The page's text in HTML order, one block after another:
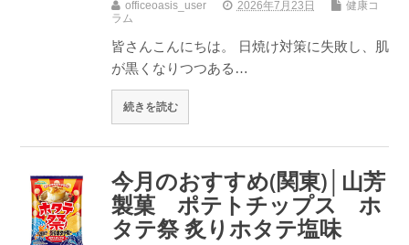
officeoasis_user 2026年7月23日
健康コ
ラム
皆さんこんにちは。 日焼け対策に失敗し、肌
が黒くなりつつある…
続きを読む
今月のおすすめ(関東)│山芳
製菓 ポテトチップス ホ
タテ祭 炙りホタテ塩味